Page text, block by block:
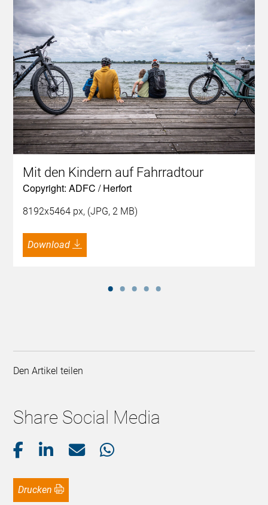
Mit den Kindern auf Fahrradtour
Copyright: ADFC / Herfort
8192x5464 px, (JPG, 2 MB)
Download
Den Artikel teilen
Share Social Media
Drucken